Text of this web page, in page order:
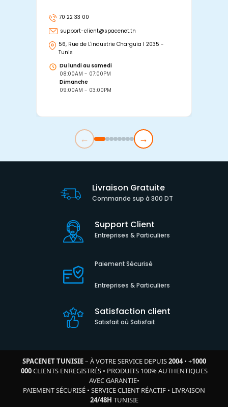
70 22 33 00
support-client@spacenet.tn
56, Rue de L'industrie Charguia I 2035 -
Tunis
Du lundi au samedi
08:00AM - 07:00PM
Dimanche
09:00AM - 03:00PM
← →
Livraison Gratuite
Commande sup à 300 DT
Support Client
Entreprises & Particuliers
Paiement Sécurisé
Entreprises & Particuliers
Satisfaction client
Satisfait où Satisfait
SPACENET TUNISIE– À VOTRE SERVICE DEPUIS2004• +1000
000CLIENTS ENREGISTRÉS• PRODUITS 100% AUTHENTIQUES
AVEC GARANTIE•
PAIEMENT SÉCURISÉ • SERVICE CLIENT RÉACTIF • LIVRAISON
24/48H TUNISIE